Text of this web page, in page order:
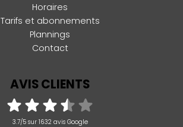
Horaires
Tarifs et abonnements
Plannings
Contact
AVIS CLIENTS
3.7/5 sur 1632 avis Google